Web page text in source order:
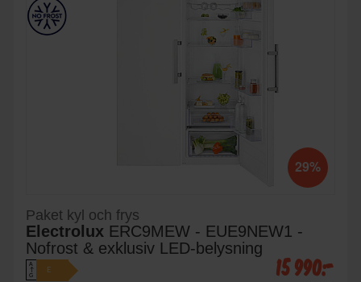
29%
Paket kyl och frys
Electrolux ERC9MEW - EUE9NEW1 -
Nofrost & exklusiv LED-belysning
A
↑
G
E 15 990:-